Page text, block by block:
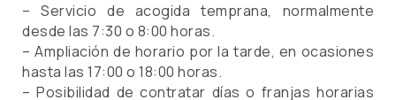
– Servicio de acogida temprana, normalmente
desde las 7:30 o 8:00 horas.
– Ampliación de horario por la tarde, en ocasiones
hasta las 17:00 o 18:00 horas.
– Posibilidad de contratar días o franjas horarias